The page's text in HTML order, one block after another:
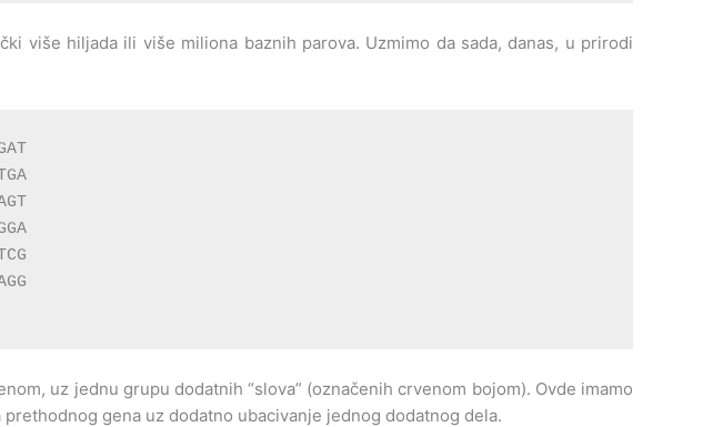
više hiljada ili više miliona baznih parova. Uzmimo da sada, danas, u prirodi
uz jednu grupu dodatnih “slova” (označenih crvenom bojom). Ovde imamo
gena uz dodatno ubacivanje jednog dodatnog dela.